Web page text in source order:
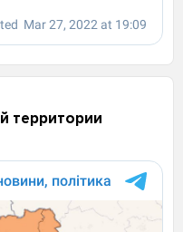
территории